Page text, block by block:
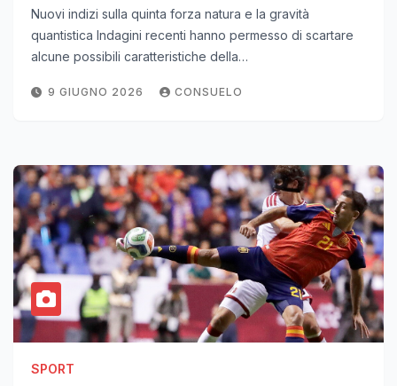
Nuovi indizi sulla quinta forza natura e la gravità
quantistica Indagini recenti hanno permesso di scartare
alcune possibili caratteristiche della…
9 GIUGNO 2026 CONSUELO
SPORT